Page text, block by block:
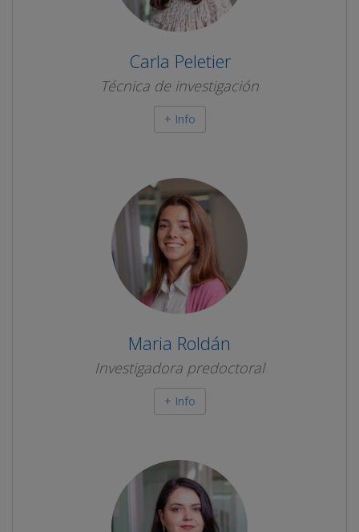
Carla Peletier
Técnica de investigación
+ Info
Maria Roldán
Investigadora predoctoral
+ Info